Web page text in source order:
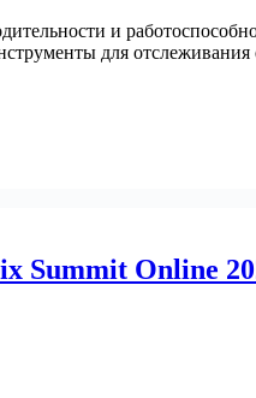
и
для
Summit Online